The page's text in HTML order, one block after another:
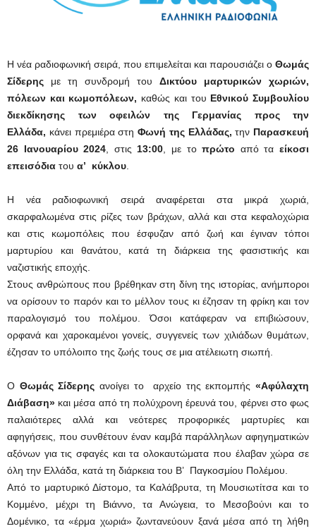
Η νέα ραδιοφωνική σειρά, που επιμελείται και παρουσιάζει ο Θωμάς
Σίδερης με τη συνδρομή του Δικτύου μαρτυρικών χωριών,
πόλεων και κωμοπόλεων, καθώς και του Εθνικού Συμβουλίου
διεκδίκησης των οφειλών της Γερμανίας προς την
Ελλάδα, κάνει πρεμιέρα στη Φωνή της Ελλάδας,την Παρασκευή
26 Ιανουαρίου 2024 , στις 13:00 , με τοπρώτο από ταείκοσι
επεισόδια του α’ κύκλου
Η νέα ραδιοφωνική σειρά αναφέρεται στα μικρά χωριά,
σκαρφαλωμένα στις ρίζες των βράχων, αλλά και στα κεφαλοχώρια
και στις κωμοπόλεις που έσφυζαν από ζωή και έγιναν τόποι
μαρτυρίου και θανάτου, κατά τη διάρκεια της φασιστικής και
ναζιστικής εποχής.
Στους ανθρώπους που βρέθηκαν στη δίνη της ιστορίας, ανήμποροι
να ορίσουν το παρόν και το μέλλον τους κι έζησαν τη φρίκη και τον
παραλογισμό του πολέμου. Όσοι κατάφεραν να επιβιώσουν,
ορφανά και χαροκαμένοι γονείς, συγγενείς των χιλιάδων θυμάτων,
έζησαν το υπόλοιπο της ζωής τους σε μια ατέλειωτη σιωπή.
Ο Θωμάς Σίδερης ανοίγει το αρχείο της εκπομπής«Αφύλαχτη
Διάβαση» και μέσα από τη πολύχρονη έρευνά του, φέρνει στο φως
παλαιότερες αλλά και νεότερες προφορικές μαρτυρίες και
αφηγήσεις, που συνθέτουν έναν καμβά παράλληλων αφηγηματικών
αξόνων για τις σφαγές και τα ολοκαυτώματα που έλαβαν χώρα σε
όλη την Ελλάδα, κατά τη διάρκεια του Β’ Παγκοσμίου Πολέμου.
Από το μαρτυρικό Δίστομο, τα Καλάβρυτα, τη Μουσιωτίτσα και το
Κομμένο, μέχρι τη Βιάννο, τα Ανώγεια, το Μεσοβούνι και το
Δομένικο, τα «έρμα χωριά» ζωντανεύουν ξανά μέσα από τη λήθη